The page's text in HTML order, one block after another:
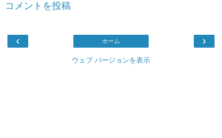
コメントを投稿
‹ ›
ホーム
ウェブ バージョンを表示